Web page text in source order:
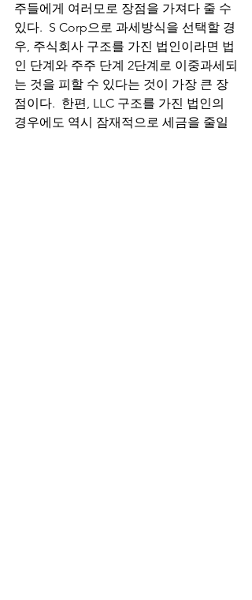
주들에게 여러모로 장점을 가져다 줄 수
있다.  S Corp으로 과세방식을 선택할 경
우, 주식회사 구조를 가진 법인이라면 법
인 단계와 주주 단계 2단계로 이중과세되
는 것을 피할 수 있다는 것이 가장 큰 장
점이다.  한편, LLC 구조를 가진 법인의
경우에도 역시 잠재적으로 세금을 줄일